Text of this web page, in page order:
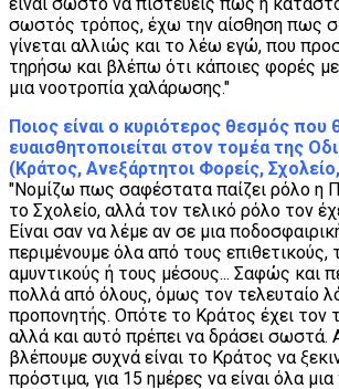
σωστός τρόπος, έχω την αίσθηση πως
γίνεται αλλιώς και το λέω εγώ, που
τηρήσω και βλέπω ότι κάποιες φορές
μια νοοτροπία χαλάρωσης."
Ποιος είναι ο κυριότερος θεσμός που
ευαισθητοποιείται στον τομέα της
(Κράτος, Ανεξάρτητοι Φορείς,
"Νομίζω πως σαφέστατα παίζει ρόλο η
το Σχολείο, αλλά τον τελικό ρόλο τον
Είναι σαν να λέμε αν σε μια
περιμένουμε όλα από τους επιθετικούς,
αμυντικούς ή τους μέσους... Σαφώς και
πολλά από όλους, όμως τον τελευταίο
προπονητής. Οπότε το Κράτος έχει τον
αλλά και αυτό πρέπει να δράσει σωστά.
βλέπουμε συχνά είναι το Κράτος να
πρόστιμα, για 15 ημέρες να είναι όλα